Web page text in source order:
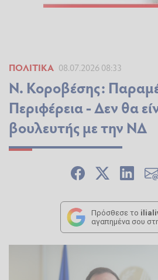
ΠΟΛΙΤΙΚΆ 08.07.2026 08:33
Ν. Κοροβέσης:
Περιφέρεια - Δεν θα
βουλευτής με την ΝΔ
Πρόσθεσε το
αγαπημένα σου